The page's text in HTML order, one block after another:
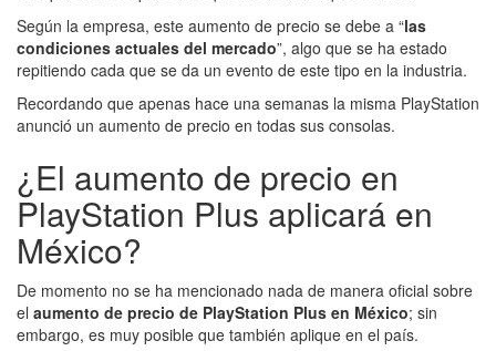
Según la empresa, este aumento de precio se debe a “las
condiciones actuales del mercado”, algo que se ha estado
repitiendo cada que se da un evento de este tipo en la industria.
Recordando que apenas hace una semanas la misma PlayStation
anunció un aumento de precio en todas sus consolas.
¿El aumento de precio en
PlayStation Plus aplicará en
México?
De momento no se ha mencionado nada de manera oficial sobre
el aumento de precio de PlayStation Plus en México; sin
embargo, es muy posible que también aplique en el país.